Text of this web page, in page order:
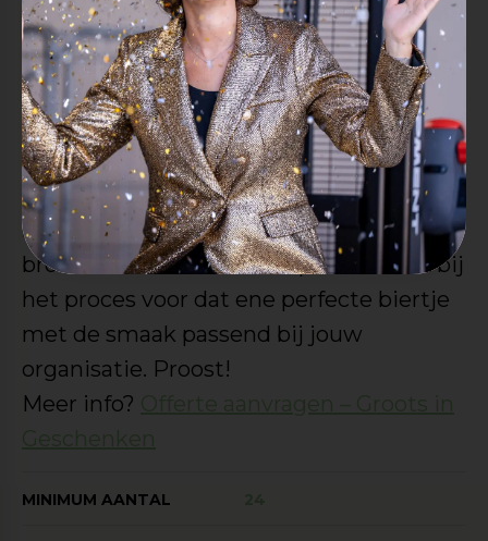
(gepersonaliseerde)
geschenkverpakking, houten biertray
(evt. incl. glas/glazen/bieropener) of met
een mooie aanvulling zoals b.v. een
puntje kaas, worst, pindamix etc..
Voor grotere aantallen is het ook
mogelijk een eigen bier te laten
brouwen. Uiteraard hoort proeven ook bij
het proces voor dat ene perfecte biertje
met de smaak passend bij jouw
organisatie. Proost!
Meer info?
MINIMUM AANTAL